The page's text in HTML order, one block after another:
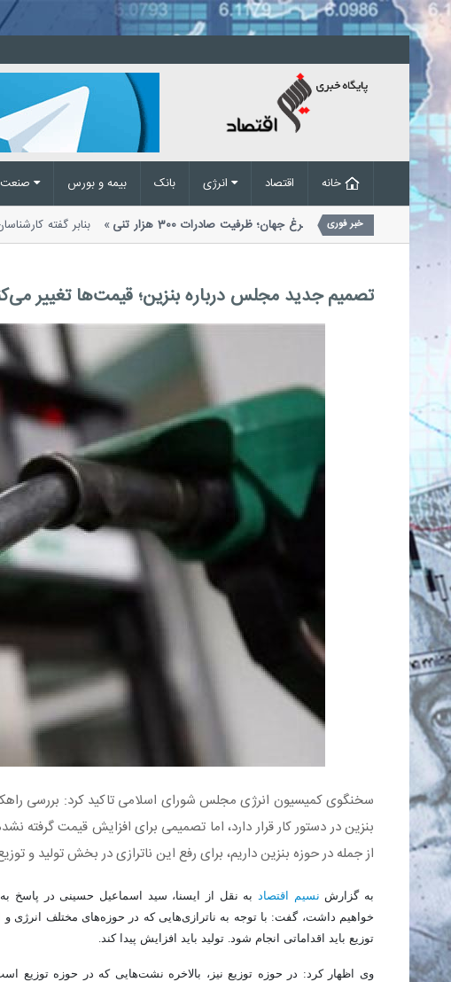
بیمه و بورس بانک اقتصاد
خبر فوری در جمع 10 تولیدکننده بزرگ مرغ جهان؛ ظرفیت صادرات 300 هزار تنی
بنابر گفته
به زیرساخت های فعلی صنعت مرغداری،...
تصمیم جدید مجلس درباره بنزین؛ قیمت‌ها تغییر
سخنگوی کمیسیون انرژی مجلس شورای اسلامی تاکید کرد: بررسی
بنزین در دستور کار قرار دارد، اما تصمیمی برای افزایش قیمت گرفته
از جمله در حوزه بنزین داریم، برای رفع این ناترازی در بخش تولید و
به گزارش نسیم اقتصاد به نقل از ایسنا، سید اسماعیل حسینی در پاسخ
خواهیم داشت، گفت: با توجه به ناترازی‌هایی که در حوزه‌های مختلف انرژی و
توزیع باید اقداماتی انجام شود. تولید باید افزایش پیدا کند.
وی اظهار کرد: در حوزه توزیع نیز، بالاخره نشت‌هایی که در حوزه